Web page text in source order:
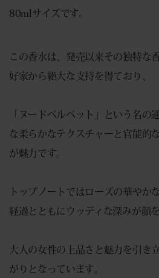
80mlサイズです。
この香水は、発売以来その独特な
好家から絶大な支持を得ており、
「ヌードベルベット」という名の
な柔らかなテクスチャーと官能的
が魅力です。
トップノートではローズの華やか
経過とともにウッディな深みが顔
大人の女性の上品さと魅力を引き
がりとなっています。